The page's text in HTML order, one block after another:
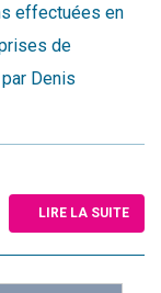
effectuées en
de
Denis
LIRE LA SUITE